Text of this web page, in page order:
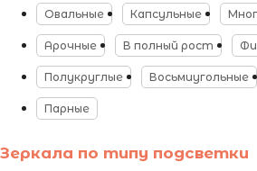
Овальные Капсульные
Арочные В полный рост
Полукруглые Восьмиугольные
Парные
Зеркала по типу подсветки